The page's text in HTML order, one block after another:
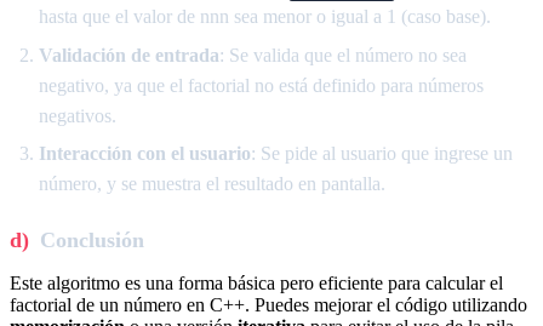
hasta que el valor de nnn sea menor o igual a 1 (caso base).
Validación de entrada: Se valida que el número no sea
negativo, ya que el factorial no está definido para números
negativos.
Interacción con el usuario: Se pide al usuario que ingrese un
número, y se muestra el resultado en pantalla.
Conclusión
Este algoritmo es una forma básica pero eficiente para calcular el
factorial de un número en C++. Puedes mejorar el código utilizando